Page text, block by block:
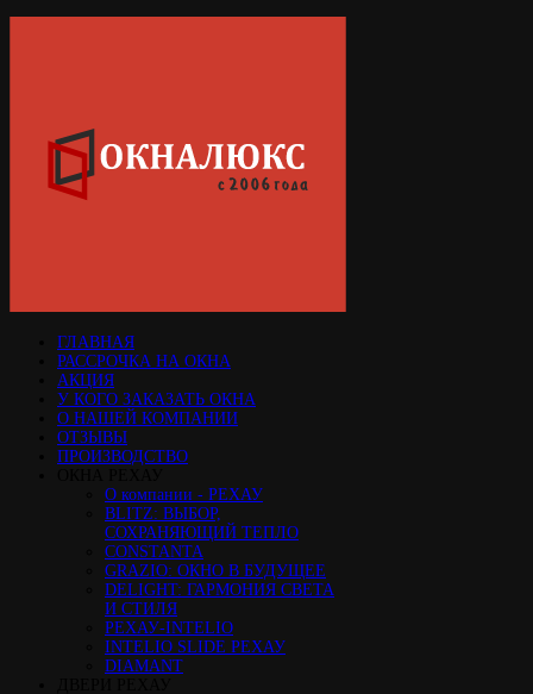
ГЛАВНАЯ
РАССРОЧКА НА ОКНА
АКЦИЯ
У КОГО ЗАКАЗАТЬ ОКНА
О НАШЕЙ КОМПАНИИ
ОТЗЫВЫ
ПРОИЗВОДСТВО
О компании - РЕХАУ
BLITZ: ВЫБОР,
СОХРАНЯЮЩИЙ ТЕПЛО
CONSTANTA
GRAZIO: ОКНО В БУДУЩЕЕ
DELIGHT: ГАРМОНИЯ СВЕТА
И СТИЛЯ
РЕХАУ-INTELIO
INTELIO SLIDE РЕХАУ
DIAMANT